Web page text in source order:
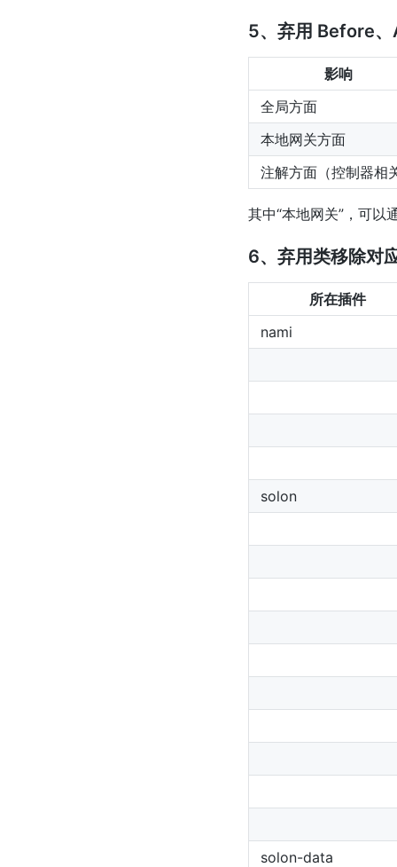
5、弃用 Before
影响
全局方面
本地网关方面
注解方面（控制器相
其中“本地网关”，可以
6、弃用类移除对
所在插件
nami
solon
solon-data